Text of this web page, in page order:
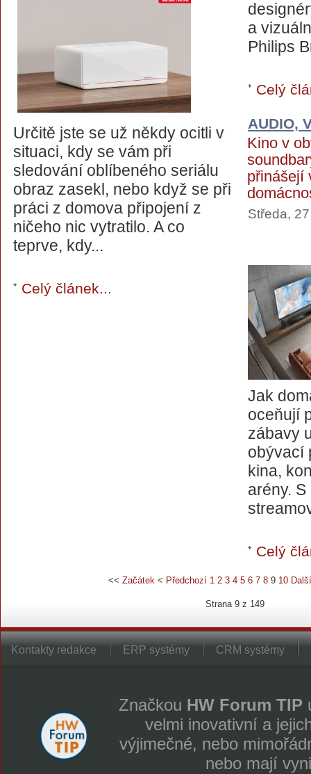
Určitě jste se už někdy ocitli v
situaci, kdy se vám při
sledování oblíbeného seriálu
obraz zasekl, nebo když se při
práci z domova připojení z
ničeho nic vytratilo. A co
teprve, kdy...
Celý článek...
a
Philips
Celý
AUDIO,
Kino v
přinášejí
Středa,
Jak
oceňují
zábavy
obývací
kina,
arény.
Celý
<< Začátek< Předchozí 1 2 3 4 5 6 7 8 9 10 Další
Strana 9 z 149
Kontakty redakce ERP systémy CRM systémy
Značkou HW Forum TIP
velmi inovativní a
výjimečné, nebo
nebo mají